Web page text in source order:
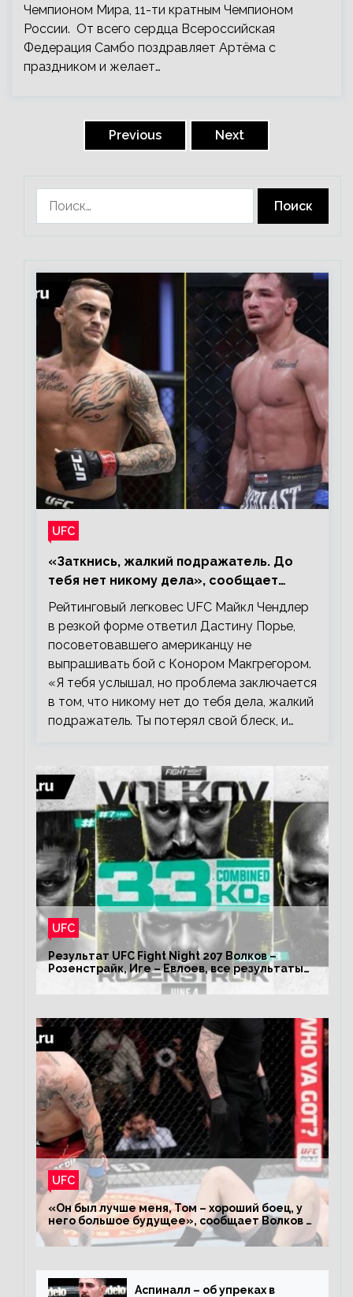
Чемпионом Мира, 11-ти кратным Чемпионом
России. От всего сердца Всероссийская
Федерация Самбо поздравляет Артёма с
праздником и желает…
Previous Next
UFC
«Заткнись, жалкий подражатель. До
тебя нет никому дела», сообщает
Майкл Чендлер – о словах Порье
Рейтинговый легковес UFC Майкл Чендлер
в резкой форме ответил Дастину Порье,
посоветовавшего американцу не
выпрашивать бой с Конором Макгрегором.
«Я тебя услышал, но проблема заключается
в том, что никому нет до тебя дела, жалкий
подражатель. Ты потерял свой блеск, и…
UFC
Результат UFC Fight Night 207 Волков –
Розенстрайк, Иге – Евлоев, все результаты
турнира ЮФС ФН 207
UFC
«Он был лучше меня, Том – хороший боец, у
него большое будущее», сообщает Волков –
о поражении Аспиналлу
Аспиналл – об упреках в